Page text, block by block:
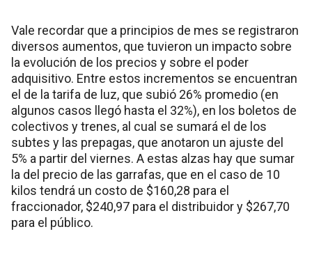
Vale recordar que a principios de mes se registraron
diversos aumentos, que tuvieron un impacto sobre
la evolución de los precios y sobre el poder
adquisitivo. Entre estos incrementos se encuentran
el de la tarifa de luz, que subió 26% promedio (en
algunos casos llegó hasta el 32%), en los boletos de
colectivos y trenes, al cual se sumará el de los
subtes y las prepagas, que anotaron un ajuste del
5% a partir del viernes. A estas alzas hay que sumar
la del precio de las garrafas, que en el caso de 10
kilos tendrá un costo de $160,28 para el
fraccionador, $240,97 para el distribuidor y $267,70
para el público.